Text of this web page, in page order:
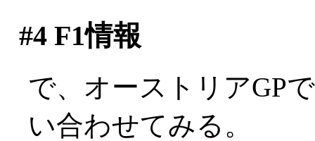
#4F1情報
で、オーストリアGP
い合わせてみる。